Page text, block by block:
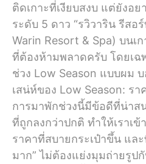
ติดเกาะที่เงียบสงบ แต่ยังอ
ระดับ 5 ดาว “รวิวาริน รีสอ
Warin Resort & Spa) บนเ
ที่ต้องห้ามพลาดครับ โดยเฉ
ช่วง Low Season แบบผม
เสน่ห์ของ Low Season: ร
การมาพักช่วงนี้มีข้อดีที่น่าส
ที่ถูกลงกว่าปกติ ทำให้เราเ
ราคาที่สบายกระเป๋าขึ้น แล
มาก” ไม่ต้องแย่งมุมถ่ายรูป